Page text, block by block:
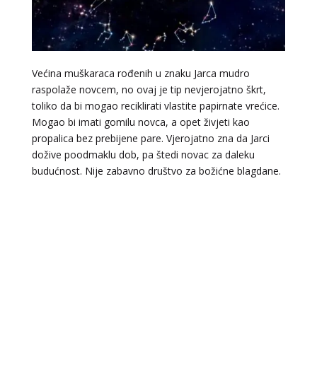
Većina muškaraca rođenih u znaku Jarca mudro
raspolaže novcem, no ovaj je tip nevjerojatno škrt,
toliko da bi mogao reciklirati vlastite papirnate vrećice.
Mogao bi imati gomilu novca, a opet živjeti kao
propalica bez prebijene pare. Vjerojatno zna da Jarci
dožive poodmaklu dob, pa štedi novac za daleku
budućnost. Nije zabavno društvo za božićne blagdane.